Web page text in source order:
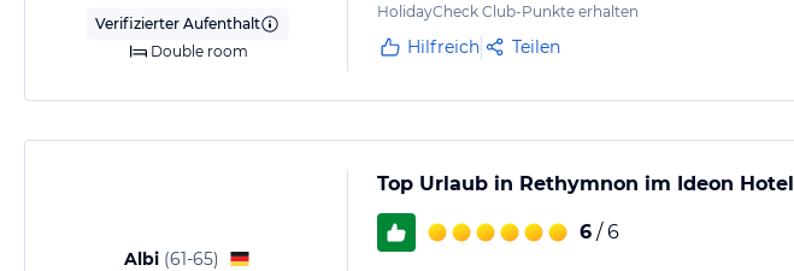
Verifizierter Aufenthalt
Double room
HolidayCheck Club-Punkte erhalten
Hilfreich Teilen
Albi (61-65)
Top Urlaub in Rethymnon im Ideon Hotel
6 / 6